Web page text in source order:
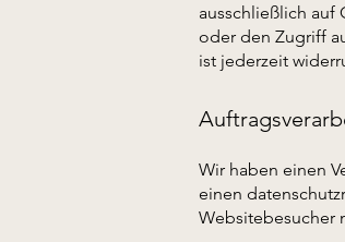
ausschließlich auf
oder den Zugriff
ist jederzeit
Wir haben einen
einen
Websitebesucher